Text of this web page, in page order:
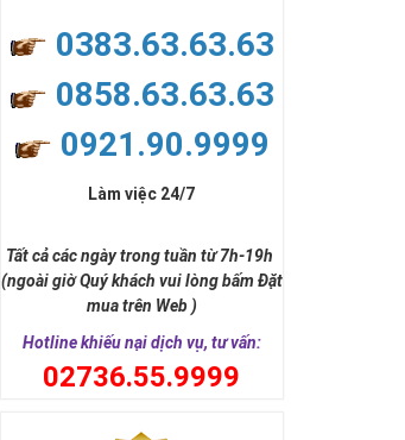
0383.63.63.63
0858.63.63.63
0921.90.9999
Làm việc 24/7
Tất cả các ngày trong tuần từ 7h-19h
(ngoài giờ Quý khách vui lòng bấm Đặt
mua trên Web )
Hotline khiếu nại dịch vụ, tư vấn:
02736.55.9999